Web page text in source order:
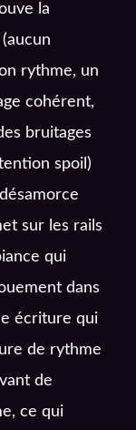
la
rythme, un
cohérent,
bruitages
spoil)
sur les rails
qui
dans
écriture qui
de rythme
de
ce qui